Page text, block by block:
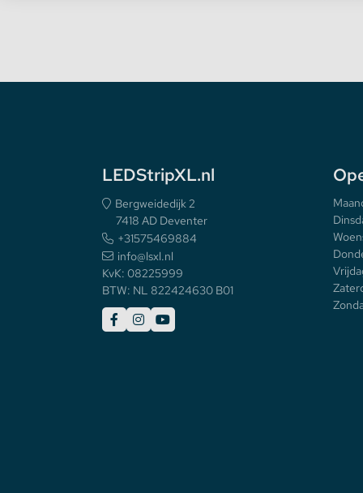
LEDStripXL.nl
Bergweidedijk 2
7418 AD Deventer
+31575469884
info@lsxl.nl
KvK: 08225999
BTW: NL 822424630 B01